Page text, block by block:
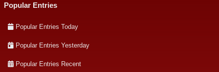
Popular Entries
Popular Entries Today
Popular Entries Yesterday
Popular Entries Recent